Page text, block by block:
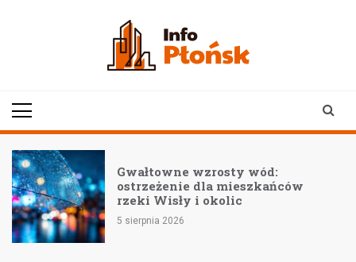
Gwałtowne wzrosty wód:
ostrzeżenie dla mieszkańców
rzeki Wisły i okolic
5 sierpnia 2026